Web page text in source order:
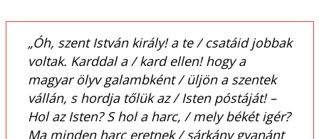
„Óh, szent István király! a te / csatáid jobbak
voltak. Karddal a / kard ellen! hogy a
magyar ölyv galambként / üljön a szentek
vállán, s hordja tőlük az / Isten póstáját! –
Hol az Isten? S hol a harc, / mely békét igér?
Ma minden harc eretnek / sárkány gyanánt